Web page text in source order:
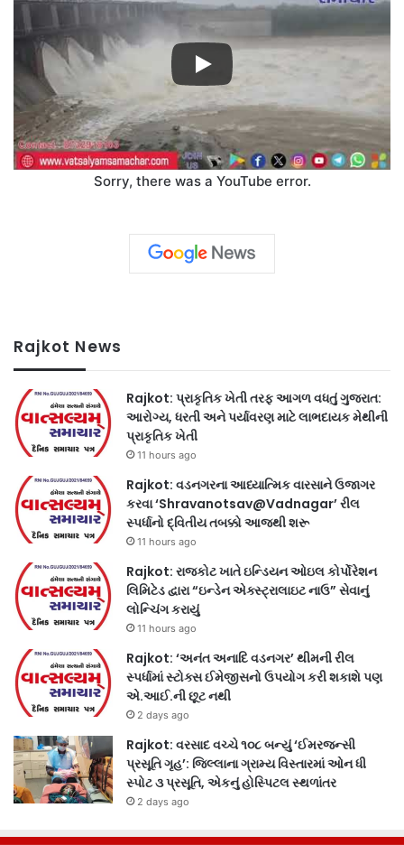
Sorry, there was a YouTube error.
Rajkot News
Rajkot: પ્રાકૃતિક ખેતી તરફ આગળ વધતું ગુજરાત:
આરોગ્ય, ધરતી અને પર્યાવરણ માટે લાભદાયક મેથીની
પ્રાકૃતિક ખેતી
11 hours ago
Rajkot: વડનગરના આધ્યાત્મિક વારસાને ઉજાગર
કરવા ‘Shravanotsav@Vadnagar’ રીલ
સ્પર્ધાનો દ્વિતીય તબક્કો આજથી શરૂ
11 hours ago
Rajkot: રાજકોટ ખાતે ઇન્ડિયન ઓઇલ કોર્પોરેશન
લિમિટેડ દ્વારા “ઇન્ડેન એક્સ્ટ્રાલાઇટ નાઉ” સેવાનું
લોન્ચિંગ કરાયું
11 hours ago
Rajkot: ‘અનંત અનાદિ વડનગર’ થીમની રીલ
સ્પર્ધામાં સ્ટોક્સ ઈમેજીસનો ઉપયોગ કરી શકાશે પણ
એ.આઈ.ની છૂટ નથી
2 days ago
Rajkot: વરસાદ વચ્ચે ૧૦૮ બન્યું ‘ઈમરજન્સી
પ્રસૂતિ ગૃહ’: જિલ્લાના ગ્રામ્ય વિસ્તારમાં ઓન ધી
સ્પોટ ૩ પ્રસૂતિ, એકનું હોસ્પિટલ સ્થળાંતર
2 days ago